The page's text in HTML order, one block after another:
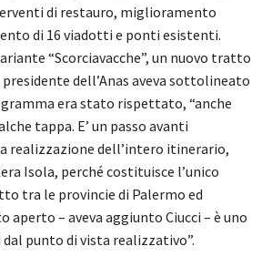
di restauro, miglioramento
di 16 viadotti e ponti esistenti.
“Scorciavacche”, un nuovo tratto
dell’Anas aveva sottolineato
era stato rispettato, “anche
tappa. E’ un passo avanti
realizzazione dell’intero itinerario,
Isola, perché costituisce l’unico
tra le provincie di Palermo ed
– aveva aggiunto Ciucci – è uno
punto di vista realizzativo”.